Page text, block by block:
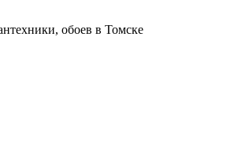
обоев в Томске